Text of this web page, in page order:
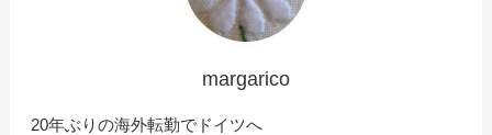
margarico
20年ぶりの海外転勤でドイツへ